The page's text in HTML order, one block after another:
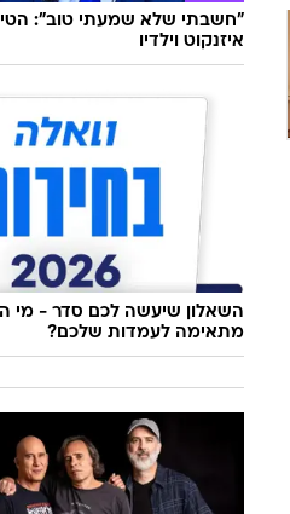
"חשבתי שלא שמעתי טוב":
איזנקוט וילדיו
השאלון שיעשה לכם סדר - מי
מתאימה לעמדות שלכם?